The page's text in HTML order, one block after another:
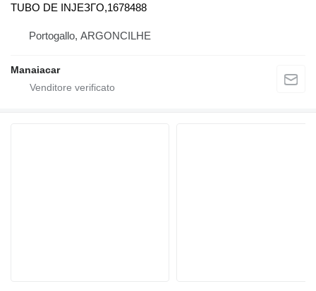
TUBO DE INJEЗГO,1678488
Portogallo, ARGONCILHE
Manaiacar